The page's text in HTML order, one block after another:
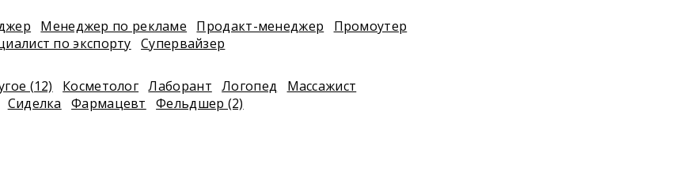
Менеджер по рекламе Продакт-менеджер
Промоутер
по экспорту Супервайзер
(12) Косметолог Лаборант Логопед
Массажист
Сиделка Фармацевт Фельдшер (2)